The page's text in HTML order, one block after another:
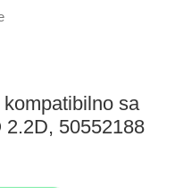
sa
2.2D, 50552188